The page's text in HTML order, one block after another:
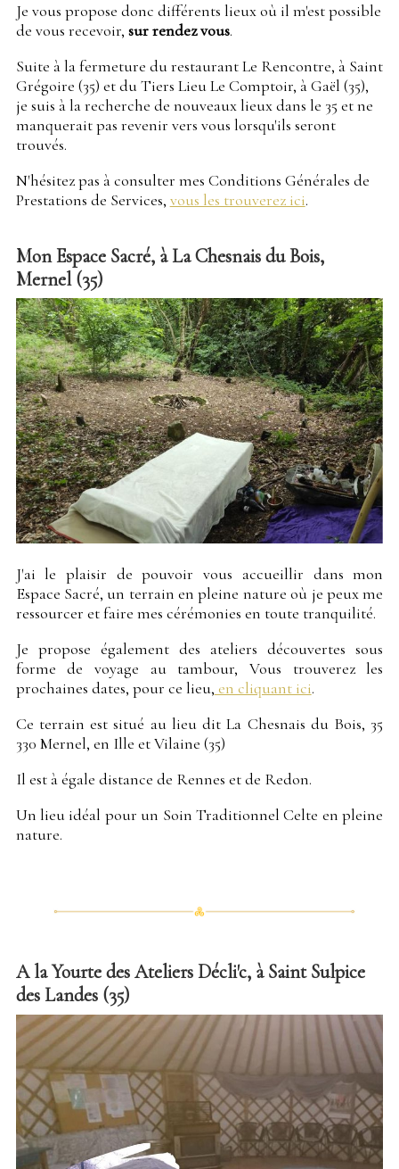
Je vous propose donc différents lieux où il m'est possible
de vous recevoir, sur rendez vous.
Suite à la fermeture du restaurant Le Rencontre, à Saint
Grégoire (35) et du Tiers Lieu Le Comptoir, à Gaël (35),
je suis à la recherche de nouveaux lieux dans le 35 et ne
manquerait pas revenir vers vous lorsqu'ils seront
trouvés.
N'hésitez pas à consulter mes Conditions Générales de
Prestations de Services, vous les trouverez ici.
Mon Espace Sacré, à La Chesnais du Bois,
Mernel (35)
J'ai le plaisir de pouvoir vous accueillir dans mon
Espace Sacré, un terrain en pleine nature où je peux me
ressourcer et faire mes cérémonies en toute tranquilité.
Je propose également des ateliers découvertes sous
forme de voyage au tambour, Vous trouverez les
prochaines dates, pour ce lieu, en cliquant ici.
Ce terrain est situé au lieu dit La Chesnais du Bois, 35
330 Mernel, en Ille et Vilaine (35)
Il est à égale distance de Rennes et de Redon.
Un lieu idéal pour un Soin Traditionnel Celte en pleine
nature.
A la Yourte des Ateliers Décli'c, à Saint Sulpice
des Landes (35)